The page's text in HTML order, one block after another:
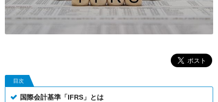
目次
国際会計基準「IFRS」とは